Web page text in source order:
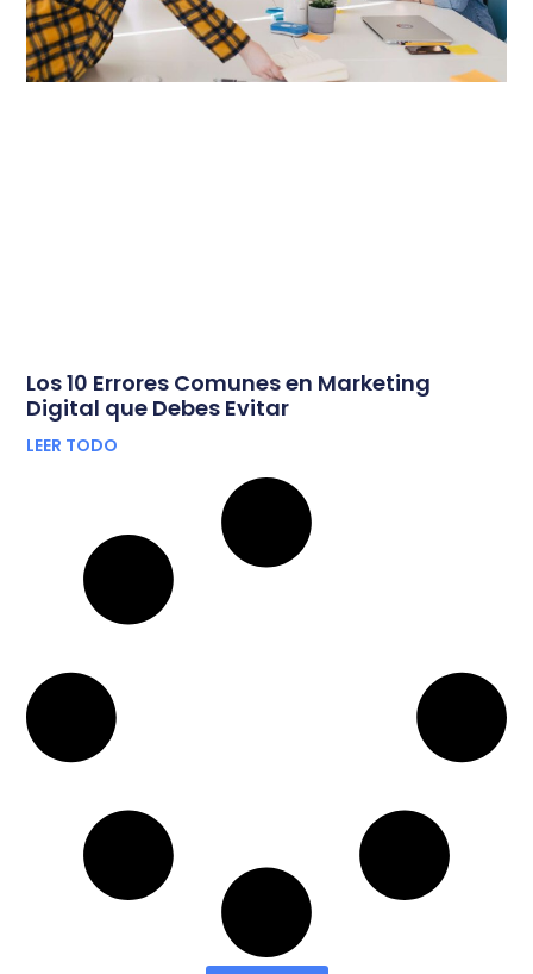
Los 10 Errores Comunes en Marketing
Digital que Debes Evitar
LEER TODO